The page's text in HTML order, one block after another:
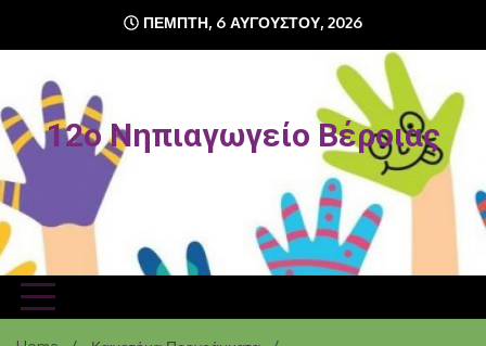
ΠΈΜΠΤΗ, 6 ΑΥΓΟΎΣΤΟΥ, 2026
12o Νηπιαγωγείο Βέροιας